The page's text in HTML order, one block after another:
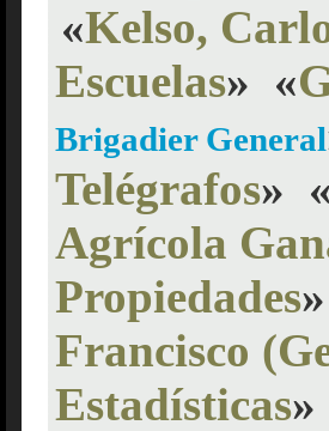
«Kelso,
Escuelas» «
Brigadier General
Telégrafos» «
Agrícola
Propiedades»
Francisco
Estadísticas»